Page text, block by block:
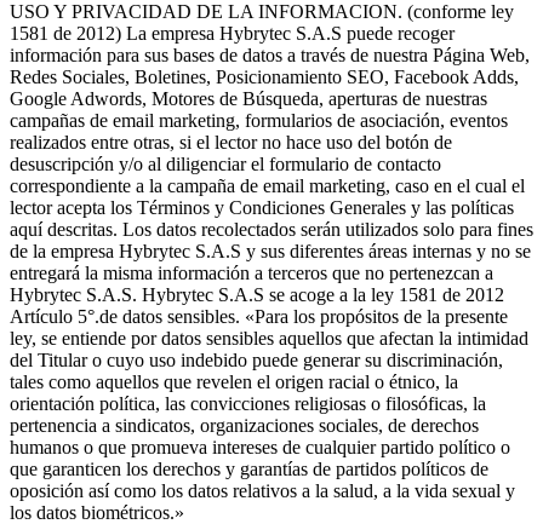
USO Y PRIVACIDAD DE LA INFORMACION. (conforme ley
1581 de 2012) La empresa Hybrytec S.A.S puede recoger
información para sus bases de datos a través de nuestra Página Web,
Redes Sociales, Boletines, Posicionamiento SEO, Facebook Adds,
Google Adwords, Motores de Búsqueda, aperturas de nuestras
campañas de email marketing, formularios de asociación, eventos
realizados entre otras, si el lector no hace uso del botón de
desuscripción y/o al diligenciar el formulario de contacto
correspondiente a la campaña de email marketing, caso en el cual el
lector acepta los Términos y Condiciones Generales y las políticas
aquí descritas. Los datos recolectados serán utilizados solo para fines
de la empresa Hybrytec S.A.S y sus diferentes áreas internas y no se
entregará la misma información a terceros que no pertenezcan a
Hybrytec S.A.S. Hybrytec S.A.S se acoge a la ley 1581 de 2012
Artículo 5°.de datos sensibles. «Para los propósitos de la presente
ley, se entiende por datos sensibles aquellos que afectan la intimidad
del Titular o cuyo uso indebido puede generar su discriminación,
tales como aquellos que revelen el origen racial o étnico, la
orientación política, las convicciones religiosas o filosóficas, la
pertenencia a sindicatos, organizaciones sociales, de derechos
humanos o que promueva intereses de cualquier partido político o
que garanticen los derechos y garantías de partidos políticos de
oposición así como los datos relativos a la salud, a la vida sexual y
los datos biométricos.»